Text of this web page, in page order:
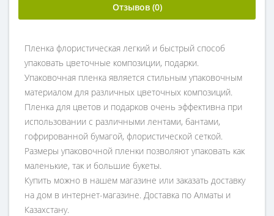
Отзывов (0)
Пленка флористическая легкий и быстрый способ
упаковать цветочные композиции, подарки.
Упаковочная пленка является стильным упаковочным
материалом для различных цветочных композиций.
Пленка для цветов и подарков очень эффективна при
использовании с различными лентами, бантами,
гофрированной бумагой, флористической сеткой.
Размеры упаковочной пленки позволяют упаковать как
маленькие, так и большие букеты.
Купить можно в нашем магазине или заказать доставку
на дом в интернет-магазине. Доставка по Алматы и
Казахстану.